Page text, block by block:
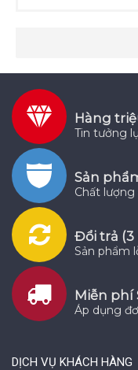
Hàng
Tin tưởng
Sản
Chất
Đổi trả (3
Sản phẩm
Miễn phí
Áp dụng
DỊCH VỤ KHÁCH HÀNG